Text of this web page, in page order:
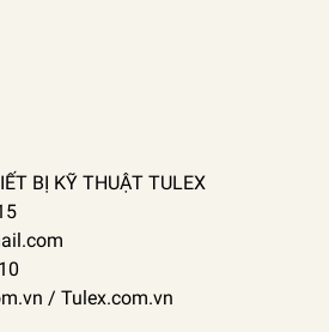
BỊ KỸ THUẬT TULEX
/ Tulex.com.vn